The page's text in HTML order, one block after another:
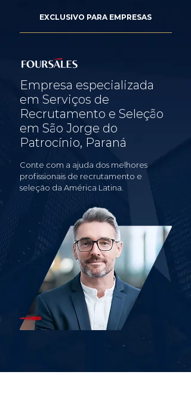
EXCLUSIVO PARA EMPRESAS
Empresa especializada
em Serviços de
Recrutamento e Seleção
em São Jorge do
Patrocínio, Paraná
Conte com a ajuda dos melhores
profissionais de recrutamento e
seleção da América Latina.